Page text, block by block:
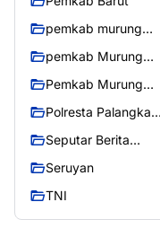
pemkab murung
pemkab Murung
Pemkab Murung
Polresta Palangka
Seputar Berita
Seruyan
TNI